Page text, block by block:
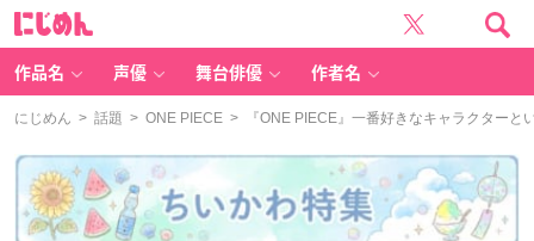
作品名 声優 舞台俳優 作者名
にじめん > 話題 > ONE PIECE > 『ONE PIECE』一番好きなキャラクターと